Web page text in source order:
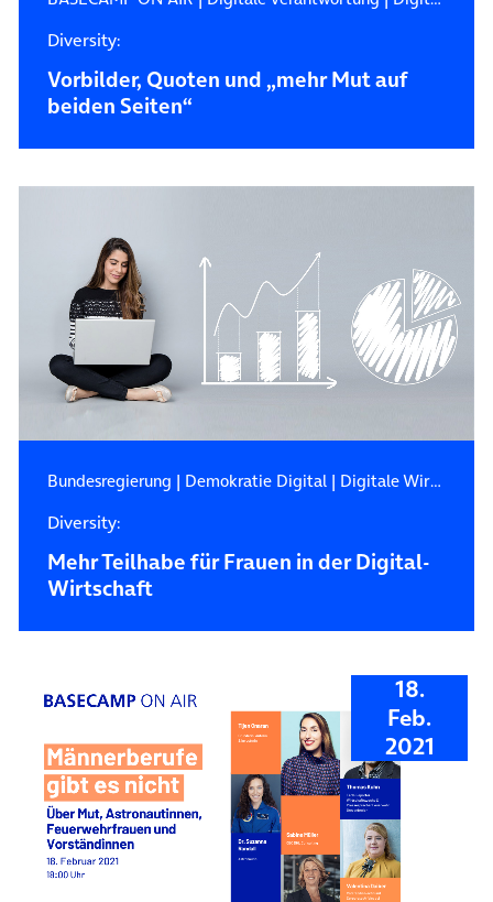
Diversity:
Vorbilder, Quoten und „mehr Mut auf
beiden Seiten“
Bundesregierung | Demokratie Digital| Digitale Wirtschaft
Diversity:
Mehr Teilhabe für Frauen in der Digital-
Wirtschaft
18.
Feb.
2021